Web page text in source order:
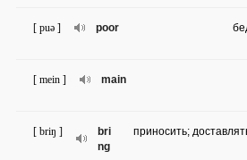
poor
[ puə ]
main
[ mein ]
bri
ng
[ briŋ ] приносить;